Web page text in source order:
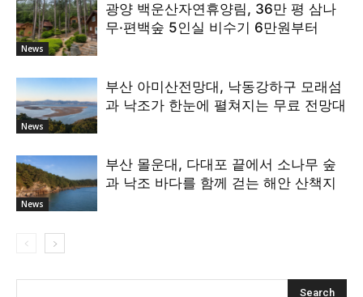
News
광양 백운산자연휴양림, 36만 평 삼나
무·편백숲 5인실 비수기 6만원부터
News
부산 아미산전망대, 낙동강하구 모래섬
과 낙조가 한눈에 펼쳐지는 무료 전망대
News
부산 몰운대, 다대포 끝에서 소나무 숲
과 낙조 바다를 함께 걷는 해안 산책지